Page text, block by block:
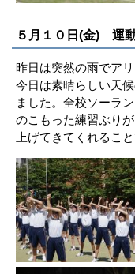
５月１０日(金) 運
昨日は突然の雨でア
今日は素晴らしい天
ました。全校ソーラ
のこもった練習ぶり
上げてきてくれること